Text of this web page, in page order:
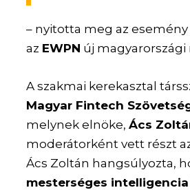
– nyitotta meg az esemény
az EWPN új magyarországi
A szakmai kerekasztal
Magyar Fintech
melynek elnöke,Ács
moderátorként vett részt
Ács Zoltán hangsúlyozta,
mesterséges intelligencia